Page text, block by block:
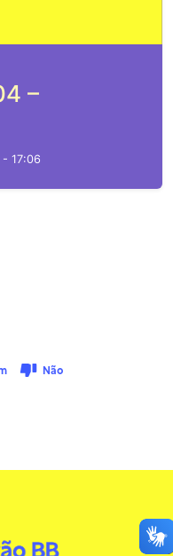
–
17:06
Não